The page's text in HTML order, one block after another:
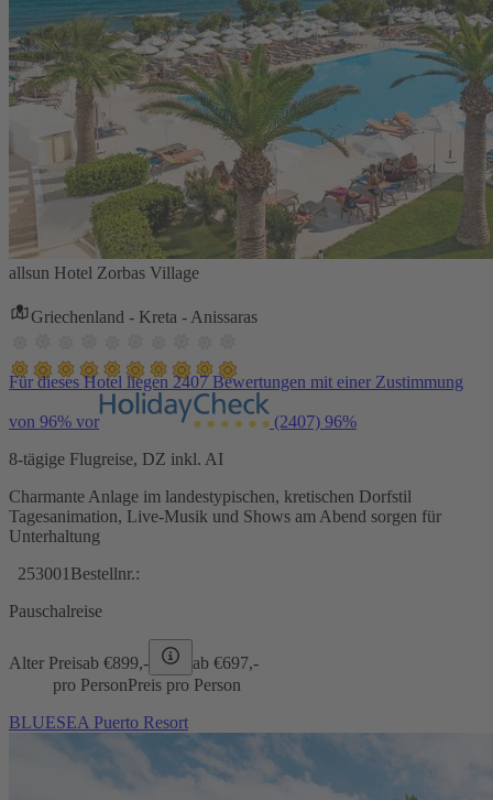
allsun Hotel Zorbas Village
Griechenland - Kreta - Anissaras
Für dieses Hotel liegen 2407 Bewertungen mit einer Zustimmung
von 96% vor (2407) 96%
8-tägige Flugreise, DZ inkl. AI
Charmante Anlage im landestypischen, kretischen Dorfstil
Tagesanimation, Live-Musik und Shows am Abend sorgen für
Unterhaltung
253001 Bestellnr.:
Pauschalreise
Alter Preisab €899,- ab €697,-
pro PersonPreis pro Person
BLUESEA Puerto Resort